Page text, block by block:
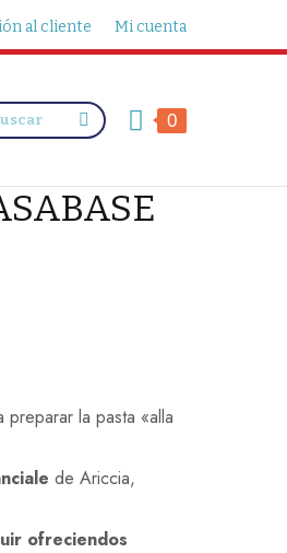
al cliente Mi cuenta
0
la pasta «alla
de Ariccia,
ofreciendos